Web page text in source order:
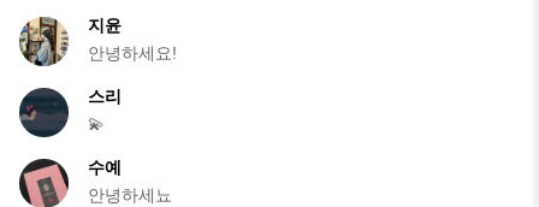
지윤
안녕하세요!
스리
💫
수예
안녕하세뇨